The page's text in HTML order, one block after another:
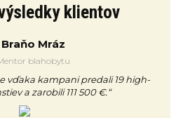
klientov
Braňo Mráz
blahobytu
vďaka kampani predali 19 high-
a zarobili 111 500 €.“